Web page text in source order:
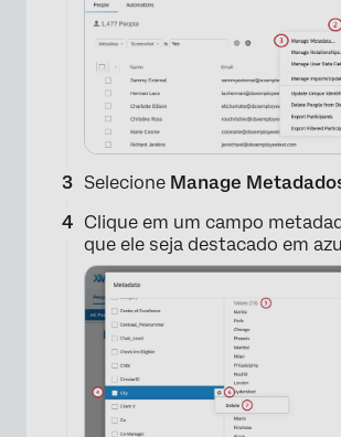
Selecione Manage
Clique em um campo
que ele seja destacado em